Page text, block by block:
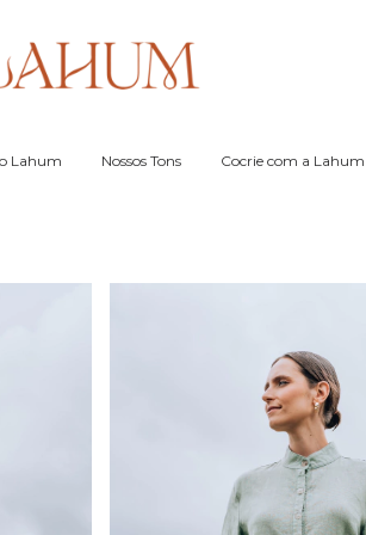
Lahum Nossos Tons Cocrie com a Lahum